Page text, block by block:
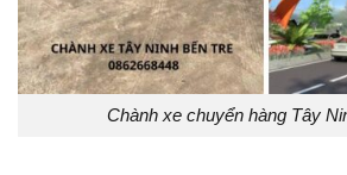
Chành xe chuyển hàng Tây